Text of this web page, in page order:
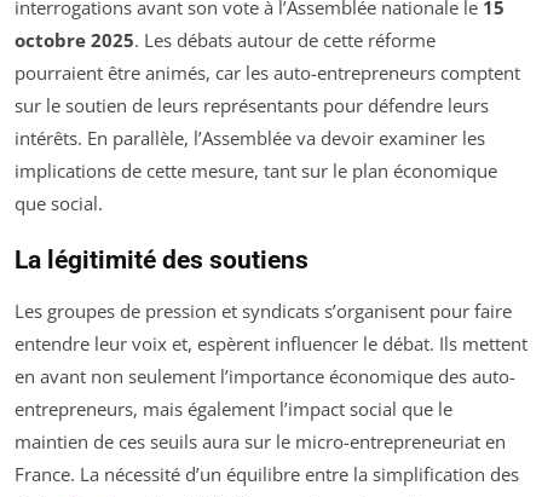
interrogations avant son vote à l’Assemblée nationale le 15
octobre 2025. Les débats autour de cette réforme
pourraient être animés, car les auto-entrepreneurs comptent
sur le soutien de leurs représentants pour défendre leurs
intérêts. En parallèle, l’Assemblée va devoir examiner les
implications de cette mesure, tant sur le plan économique
que social.
La légitimité des soutiens
Les groupes de pression et syndicats s’organisent pour faire
entendre leur voix et, espèrent influencer le débat. Ils mettent
en avant non seulement l’importance économique des auto-
entrepreneurs, mais également l’impact social que le
maintien de ces seuils aura sur le micro-entrepreneuriat en
France. La nécessité d’un équilibre entre la simplification des